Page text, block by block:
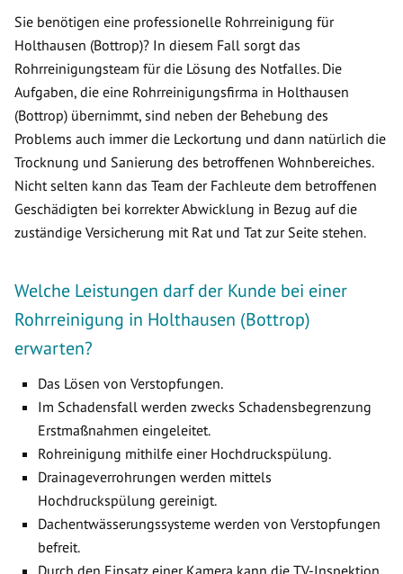
Sie benötigen eine professionelle Rohrreinigung für
Holthausen (Bottrop)? In diesem Fall sorgt das
Rohrreinigungsteam für die Lösung des Notfalles. Die
Aufgaben, die eine Rohrreinigungsfirma in Holthausen
(Bottrop) übernimmt, sind neben der Behebung des
Problems auch immer die Leckortung und dann natürlich die
Trocknung und Sanierung des betroffenen Wohnbereiches.
Nicht selten kann das Team der Fachleute dem betroffenen
Geschädigten bei korrekter Abwicklung in Bezug auf die
zuständige Versicherung mit Rat und Tat zur Seite stehen.
Welche Leistungen darf der Kunde bei einer
Rohrreinigung in Holthausen (Bottrop)
erwarten?
Das Lösen von Verstopfungen.
Im Schadensfall werden zwecks Schadensbegrenzung
Erstmaßnahmen eingeleitet.
Rohreinigung mithilfe einer Hochdruckspülung.
Drainageverrohrungen werden mittels
Hochdruckspülung gereinigt.
Dachentwässerungssysteme werden von Verstopfungen
befreit.